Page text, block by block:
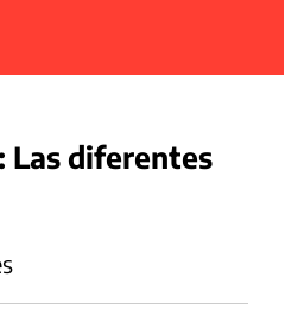
Las diferentes